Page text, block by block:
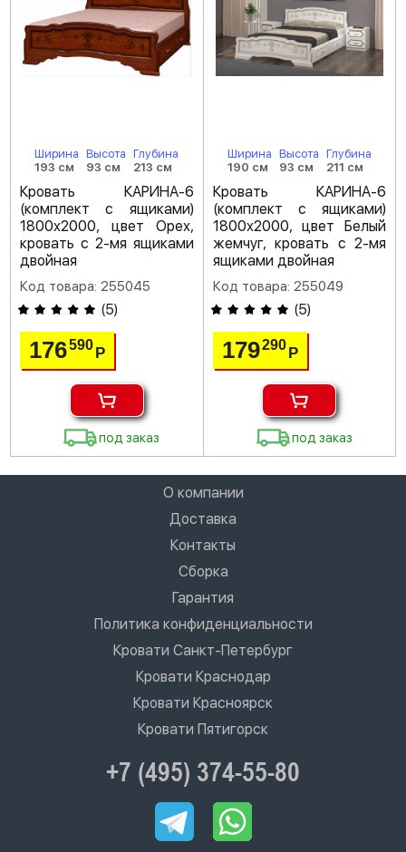
Ширина
193 см
Высота
93 см
Глубина
213 см
Кровать КАРИНА-6
(комплект с ящиками)
1800х2000, цвет Орех,
кровать с 2-мя ящиками
двойная
Код товара: 255045
(5)
176590Р
под заказ
Ширина
190 см
Высота
93 см
Глубина
211 см
Кровать КАРИНА-6
(комплект с ящиками)
1800х2000, цвет Белый
жемчуг, кровать с 2-мя
ящиками двойная
Код товара: 255049
(5)
179290 Р
под заказ
О компании
Доставка
Контакты
Сборка
Гарантия
Политика конфиденциальности
Кровати Санкт-Петербург
Кровати Краснодар
Кровати Красноярск
Кровати Пятигорск
+7 (495) 374-55-80